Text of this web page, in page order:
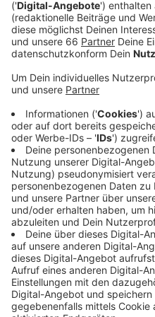
Veröffentlicht:Mittwoch,
Comedy
Atze Schröders
Apple Watch"